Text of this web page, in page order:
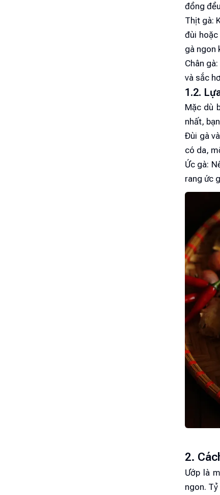
đồng
Thịt gà:
đùi
gà ngon
Chân
và sắc
1.2.
Mặc dù
nhất,
Đùi gà
có da,
Ức gà:
rang ức
2.
Ướp là
ngon.